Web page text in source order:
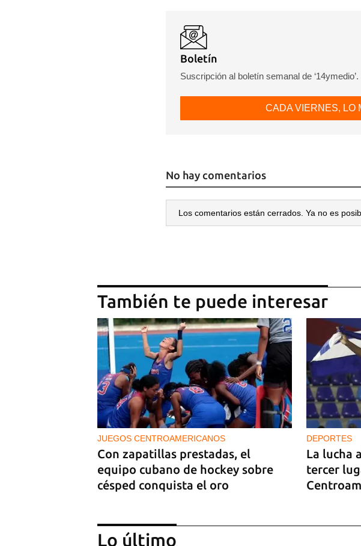
Boletín
Suscripción al boletín semanal de ‘14ymedio’.
CADA VIERNES, LO
No hay comentarios
Los comentarios están cerrados. Ya no es
También te puede interesar
JUEGOS CENTROAMERICANOS
Con zapatillas prestadas, el
equipo cubano de hockey sobre
césped conquista el oro
DEPORTES
La lucha
tercer
Lo último